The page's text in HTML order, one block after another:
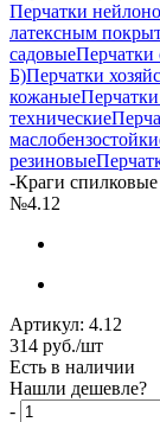
Перчатки
латексным
садовыеПерчатки
Б)Перчатки
кожаные
технические
резиновые
-Краги
№4.12
Артикул: 4.12
314 руб./шт
Есть в наличии
Нашли дешевле?
-